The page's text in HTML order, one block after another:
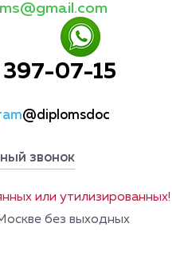
397-07-15
@diplomsdoc
звонок
или утилизированных!
без выходных